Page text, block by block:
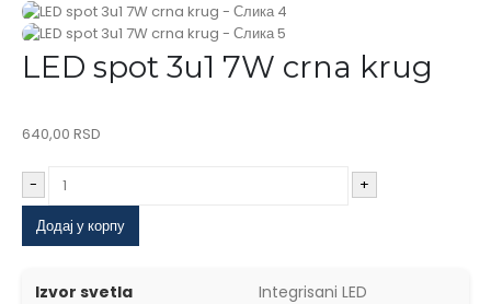
LED spot 3u1 7W crna krug
640,00 RSD
-
+
Додај у корпу
Izvor svetla Integrisani LED